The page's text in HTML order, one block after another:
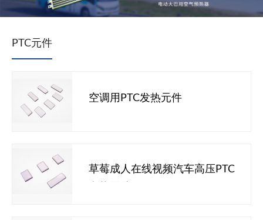
PTC元件
空调用PTC发热元件
草莓成人在线视频汽车高压PTC